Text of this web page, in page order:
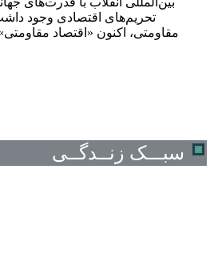
تحریم‌های اقتصادی وجود
مقاومتی، اکنون «اقتصاد
سبـــک زنــدگــی